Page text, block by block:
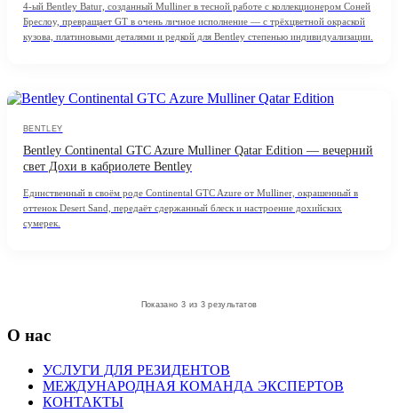
4-ый Bentley Batur, созданный Mulliner в тесной работе с коллекционером Соней
Бреслоу, превращает GT в очень личное исполнение — с трёхцветной окраской
кузова, платиновыми деталями и редкой для Bentley степенью индивидуализации.
BENTLEY
Bentley Continental GTC Azure Mulliner Qatar Edition — вечерний
свет Дохи в кабриолете Bentley
Единственный в своём роде Continental GTC Azure от Mulliner, окрашенный в
оттенок Desert Sand, передаёт сдержанный блеск и настроение дохийских
сумерек.
Показано 3 из 3 результатов
О нас
УСЛУГИ ДЛЯ РЕЗИДЕНТОВ
МЕЖДУНАРОДНАЯ КОМАНДА ЭКСПЕРТОВ
КОНТАКТЫ